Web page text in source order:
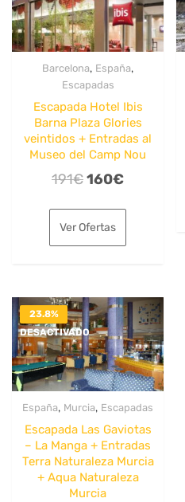
Barcelona, España,
Escapadas
Escapada Hotel Ibis
Barna Plaza Glories
veintidos + Entradas al
Museo del Camp Nou
191€El
original
era:
160€El
es:
Ver Ofertas
23.8%
DESACTIVADO
España, Murcia, Escapadas
Escapada Las Gaviotas
– La Manga + Entradas
Terra Naturaleza Murcia
+ Aqua Naturaleza
Murcia